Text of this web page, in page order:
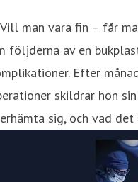
man vara fin – får
följderna av en
Efter
skildrar hon
sig, och vad